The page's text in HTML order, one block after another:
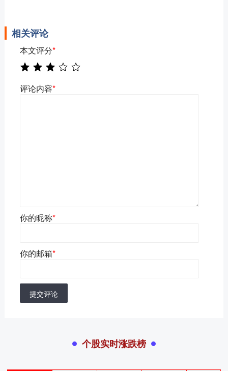
相关评论
本文评分*
评论内容*
你的昵称*
你的邮箱*
提交评论
个股实时涨跌榜